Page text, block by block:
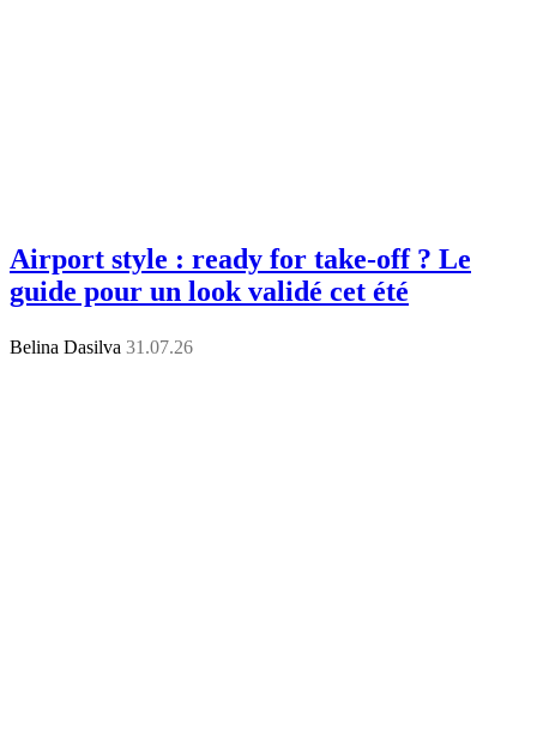
Airport style : ready for take-off ? Le
guide pour un look validé cet été
Belina Dasilva 31.07.26